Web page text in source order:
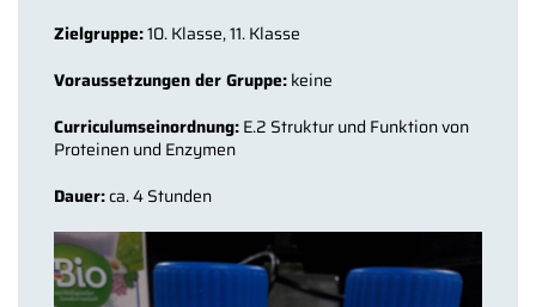
Zielgruppe:10. Klasse, 11. Klasse
Voraussetzungen der Gruppe:keine
Curriculumseinordnung:E.2 Struktur und Funktion von
Proteinen und Enzymen
Dauer:ca. 4 Stunden